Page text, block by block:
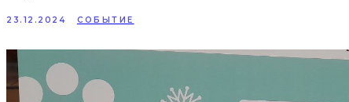
23.12.2024 СОБЫТИЕ